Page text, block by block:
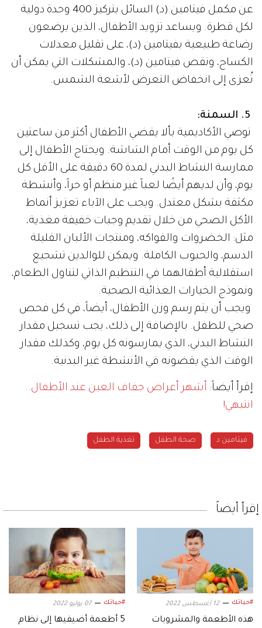
عن مكمل فيتامين (د) السائل بتركيز 400 وحدة دولية
لكل قطرة. ويساعد تزويد الأطفال، الذين يرضعون
رضاعة طبيعية بفيتامين (د)، على تقليل معدلات
الكساح، ونقص فيتامين (د)، والمشكلات التي يمكن أن
تُعزى إلى انخفاض التعرض لأشعة الشمس.
توصي الأكاديمية بألا يقضي الأطفال أكثر من ساعتين
كل يوم من الوقت أمام الشاشة. ويحتاج الأطفال إلى
ممارسة النشاط البدني لمدة 60 دقيقة على الأقل كل
يوم، وأن لديهم أيضًا لعباً غير منظم أو حراً، وأنشطة
مكثفة بشكل معتدل. ويجب على الآباء تعزيز أنماط
الأكل الصحي من خلال تقديم وجبات خفيفة مغذية،
مثل: الخضروات والفواكه، ومنتجات الألبان القليلة
الدسم، والحبوب الكاملة. ويمكن للوالدين تشجيع
استقلالية أطفالهما في التنظيم الذاتي لتناول الطعام،
ونموذج الخيارات الغذائية الصحية.
ويجب أن يتم رسم وزن الأطفال، أيضاً، في كل فحص
صحي للطفل. بالإضافة إلى ذلك، يجب تسجيل مقدار
النشاط البدني، الذي يمارسونه كل يوم، وكذلك مقدار
الوقت الذي يقضونه في الأنشطة غير البدنية.
إقرأ أيضاً: أشهر أعراض جفاف العين عند الأطفال..
انتبهي!
فيتامين د صحة الطفل تغذية الطفل
إقرأ أيضاً
#حياتك 12 أغسطس 2022
هذه الأطعمة والمشروبات
#حياتك 07 يوليو 2022
5 أطعمة أضيفيها إلى نظام